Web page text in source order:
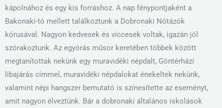
kápolnához és egy kis forráshoz. A nap fénypontjaként a
Bakonaki-tó mellett találkoztunk a Dobronaki Nótázók
kórusával. Nagyon kedvesek és viccesek voltak, igazán jól
szórakoztunk. Az egyórás műsor keretében többek között
megtanítottak nekünk egy muravidéki népdalt, Göntérházi
libajárás címmel, muravidéki népdalokat énekeltek nekünk,
valamint népi hangszer bemutató is színesítette az eseményt,
amit nagyon élveztünk. Bár a dobronaki általános iskolások